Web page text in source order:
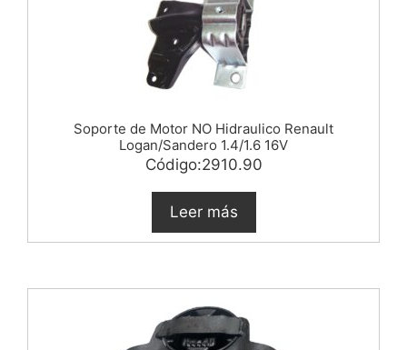
Soporte de Motor NO Hidraulico Renault
Logan/Sandero 1.4/1.6 16V
Código:2910.90
Leer más